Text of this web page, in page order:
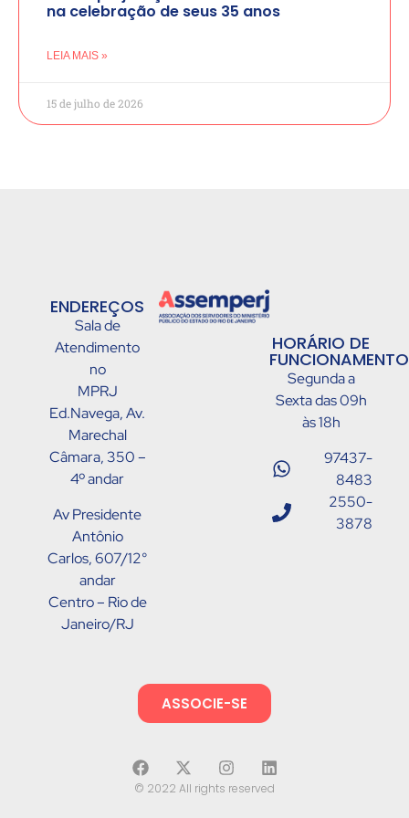
na celebração de seus 35 anos
LEIA MAIS »
15 de julho de 2026
ENDEREÇOS
Sala de
Atendimento
no
MPRJ
Ed.Navega, Av.
Marechal
Câmara, 350 –
4º andar
Av Presidente
Antônio
Carlos, 607/12°
andar
Centro – Rio de
Janeiro/RJ
HORÁRIO DE
Segunda a
Sexta das 09h
às 18h
97437-
8483
2550-
3878
ASSOCIE-SE
© 2022 All rights reserved